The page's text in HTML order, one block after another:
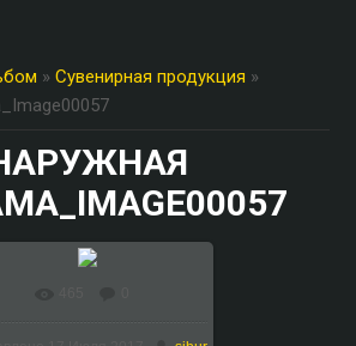
»Сувенирная продукция »